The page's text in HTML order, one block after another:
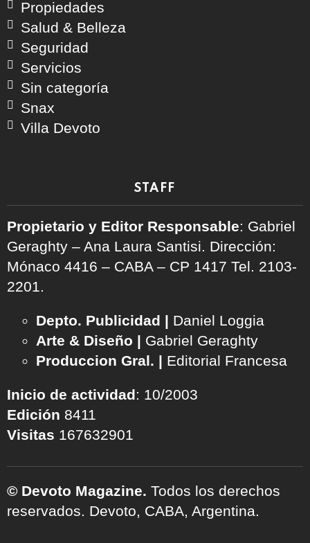
Propiedades
Salud & Belleza
Seguridad
Servicios
Sin categoría
Snax
Villa Devoto
STAFF
Propietario y Editor Responsable: Gabriel
Geraghty – Ana Laura Santisi. Dirección:
Mónaco 4416 – CABA – CP 1417 Tel. 2103-
2201.
Depto. Publicidad | Daniel Loggia
Arte & Diseño | Gabriel Geraghty
Produccion Gral. | Editorial Francesa
Inicio de actividad: 10/2003
Edición 8411
Visitas 167632901
© Devoto Magazine. Todos los derechos
reservados. Devoto, CABA, Argentina.